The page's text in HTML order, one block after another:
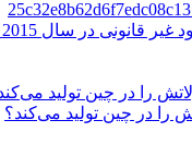
را در چین تولید می‌کند؟